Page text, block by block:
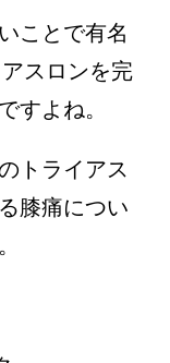
ことで有名
スロンを完
すよね。
トライアス
膝痛につい